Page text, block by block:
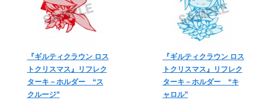
『ギルティクラウン ロス
トクリスマス』リフレク
ターキ－ホルダー “ス
クルージ”
『ギルティクラウン ロス
トクリスマス』リフレク
ターキ－ホルダー “キ
ャロル”